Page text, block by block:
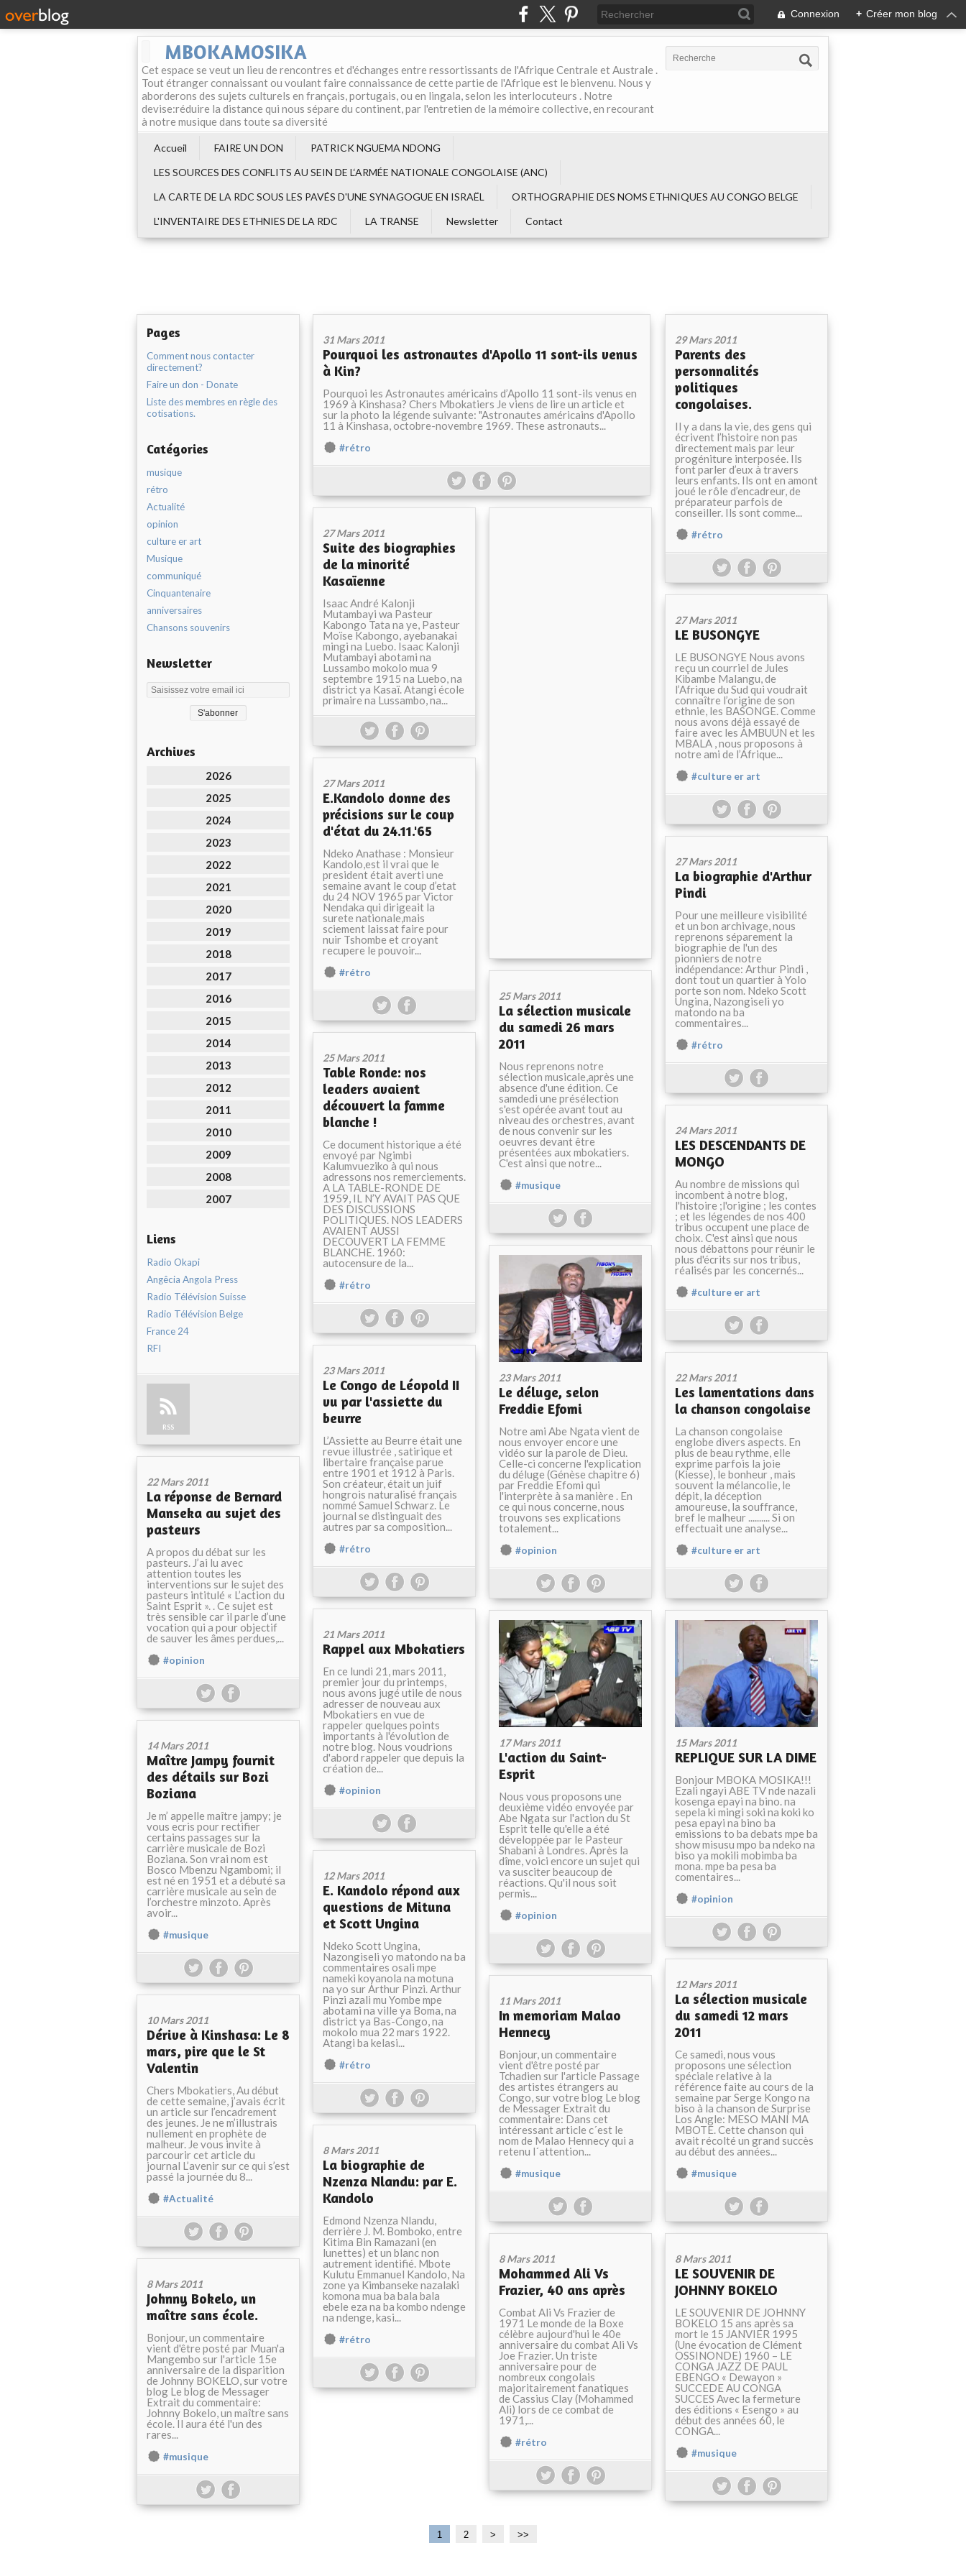
Connexion + Créer mon blog
MBOKAMOSIKA
Cet espace se veut un lieu de rencontres et d'échanges entre ressortissants de l'Afrique Centrale et Australe .
Tout étranger connaissant ou voulant faire connaissance de cette partie de l'Afrique est le bienvenu. Nous y
aborderons des sujets culturels en français, portugais, ou en lingala, selon les interlocuteurs . Notre
devise:réduire la distance qui nous sépare du continent, par l'entretien de la mémoire collective, en recourant
à notre musique dans toute sa diversité
Accueil FAIRE UN DON
PATRICK NGUEMA NDONG
LES SOURCES DES CONFLITS AU SEIN DE L‘ARMÉE NATIONALE CONGOLAISE (ANC)
LA CARTE DE LA RDC SOUS LES PAVÉS D'UNE SYNAGOGUE EN ISRAËL
ORTHOGRAPHIE DES NOMS ETHNIQUES AU CONGO BELGE
L'INVENTAIRE DES ETHNIES DE LA RDC
LA TRANSE Newsletter Contact
Pages
Comment nous contacter
directement?
Faire un don - Donate
Liste des membres en règle des
cotisations.
Catégories
musique
rétro
Actualité
opinion
culture er art
Musique
communiqué
Cinquantenaire
anniversaires
Chansons souvenirs
Newsletter
Archives
2026
2025
2024
2023
2022
2021
2020
2019
2018
2017
2016
2015
2014
2013
2012
2011
2010
2009
2008
2007
Liens
Radio Okapi
Angêcia Angola Press
Radio Télévision Suisse
Radio Télévision Belge
France 24
RFI
RSS
31 Mars 2011
Pourquoi les astronautes d'Apollo 11 sont-ils venus
à Kin?
Pourquoi les Astronautes américains d’Apollo 11 sont-ils venus en
1969 à Kinshasa? Chers Mbokatiers Je viens de lire un article et
sur la photo la légende suivante: "Astronautes américains d'Apollo
11 à Kinshasa, octobre-novembre 1969. These astronauts...
#rétro
29 Mars 2011
Parents des
personnalités
politiques
congolaises.
Il y a dans la vie, des gens qui
écrivent l’histoire non pas
directement mais par leur
progéniture interposée. Ils
font parler d’eux à travers
leurs enfants. Ils ont en amont
joué le rôle d’encadreur, de
préparateur parfois de
conseiller. Ils sont comme...
#rétro
27 Mars 2011
Suite des biographies
de la minorité
Kasaïenne
Isaac André Kalonji
Mutambayi wa Pasteur
Kabongo Tata na ye, Pasteur
Moïse Kabongo, ayebanakai
mingi na Luebo. Isaac Kalonji
Mutambayi abotami na
Lussambo mokolo mua 9
septembre 1915 na Luebo, na
district ya Kasaï. Atangi école
primaire na Lussambo, na...
27 Mars 2011
LE BUSONGYE
LE BUSONGYE Nous avons
reçu un courriel de Jules
Kibambe Malangu, de
l’Afrique du Sud qui voudrait
connaître l’origine de son
ethnie, les BASONGE. Comme
nous avons déjà essayé de
faire avec les AMBUUN et les
MBALA , nous proposons à
notre ami de l’Afrique...
#culture er art
27 Mars 2011
E.Kandolo donne des
précisions sur le coup
d'état du 24.11.'65
Ndeko Anathase : Monsieur
Kandolo,est il vrai que le
president était averti une
semaine avant le coup d’etat
du 24 NOV 1965 par Victor
Nendaka qui dirigeait la
surete nationale,mais
sciement laissat faire pour
nuir Tshombe et croyant
recupere le pouvoir...
#rétro
27 Mars 2011
La biographie d'Arthur
Pindi
Pour une meilleure visibilité
et un bon archivage, nous
reprenons séparement la
biographie de l'un des
pionniers de notre
indépendance: Arthur Pindi ,
dont tout un quartier à Yolo
porte son nom. Ndeko Scott
Ungina, Nazongiseli yo
matondo na ba
commentaires...
#rétro
25 Mars 2011
La sélection musicale
du samedi 26 mars
2011
Nous reprenons notre
sélection musicale,après une
absence d'une édition. Ce
samdedi une présélection
s'est opérée avant tout au
niveau des orchestres, avant
de nous convenir sur les
oeuvres devant être
présentées aux mbokatiers.
C'est ainsi que notre...
#musique
25 Mars 2011
Table Ronde: nos
leaders avaient
découvert la famme
blanche !
Ce document historique a été
envoyé par Ngimbi
Kalumvueziko à qui nous
adressons nos remerciements.
A LA TABLE-RONDE DE
1959, IL N’Y AVAIT PAS QUE
DES DISCUSSIONS
POLITIQUES. NOS LEADERS
AVAIENT AUSSI
DECOUVERT LA FEMME
BLANCHE. 1960:
autocensure de la...
#rétro
24 Mars 2011
LES DESCENDANTS DE
MONGO
Au nombre de missions qui
incombent à notre blog,
l'histoire ;l'origine ; les contes
; et les légendes de nos 400
tribus occupent une place de
choix. C'est ainsi que nous
nous débattons pour réunir le
plus d'écrits sur nos tribus,
réalisés par les concernés...
#culture er art
23 Mars 2011
Le déluge, selon
Freddie Efomi
Notre ami Abe Ngata vient de
nous envoyer encore une
vidéo sur la parole de Dieu.
Celle-ci concerne l'explication
du déluge (Génèse chapitre 6)
par Freddie Efomi qui
l'interprète à sa manière . En
ce qui nous concerne, nous
trouvons ses explications
totalement...
#opinion
23 Mars 2011
Le Congo de Léopold II
vu par l'assiette du
beurre
L’Assiette au Beurre était une
revue illustrée , satirique et
libertaire française parue
entre 1901 et 1912 à Paris.
Son créateur, était un juif
hongrois naturalisé français
nommé Samuel Schwarz. Le
journal se distinguait des
autres par sa composition...
#rétro
22 Mars 2011
Les lamentations dans
la chanson congolaise
La chanson congolaise
englobe divers aspects. En
plus de beau rythme, elle
exprime parfois la joie
(Kiesse), le bonheur , mais
souvent la mélancolie, le
dépit, la déception
amoureuse, la souffrance,
bref le malheur .......... Si on
effectuait une analyse...
#culture er art
22 Mars 2011
La réponse de Bernard
Manseka au sujet des
pasteurs
A propos du débat sur les
pasteurs. J’ai lu avec
attention toutes les
interventions sur le sujet des
pasteurs intitulé « L’action du
Saint Esprit ». . Ce sujet est
très sensible car il parle d’une
vocation qui a pour objectif
de sauver les âmes perdues,...
#opinion
21 Mars 2011
Rappel aux Mbokatiers
En ce lundi 21, mars 2011,
premier jour du printemps,
nous avons jugé utile de nous
adresser de nouveau aux
Mbokatiers en vue de
rappeler quelques points
importants à l'évolution de
notre blog. Nous voudrions
d'abord rappeler que depuis la
création de...
#opinion
17 Mars 2011
L'action du Saint-
Esprit
Nous vous proposons une
deuxième vidéo envoyée par
Abe Ngata sur l'action du St
Esprit telle qu'elle a été
développée par le Pasteur
Shabani à Londres. Après la
dîme, voici encore un sujet qui
va susciter beaucoup de
réactions. Qu'il nous soit
permis...
#opinion
15 Mars 2011
REPLIQUE SUR LA DIME
Bonjour MBOKA MOSIKA!!!
Ezali ngayi ABE TV nde nazali
kosenga epayi na bino. na
sepela ki mingi soki na koki ko
pesa epayi na bino ba
emissions to ba debats mpe ba
show misusu mpo ba ndeko na
biso ya mokili mobimba ba
mona. mpe ba pesa ba
comentaires...
#opinion
14 Mars 2011
Maître Jampy fournit
des détails sur Bozi
Boziana
Je m’ appelle maître jampy; je
vous ecris pour rectifier
certains passages sur la
carrière musicale de Bozi
Boziana. Son vrai nom est
Bosco Mbenzu Ngambomi; il
est né en 1951 et a débuté sa
carrière musicale au sein de
l’orchestre minzoto. Après
avoir...
#musique
12 Mars 2011
E. Kandolo répond aux
questions de Mituna
et Scott Ungina
Ndeko Scott Ungina,
Nazongiseli yo matondo na ba
commentaires osali mpe
nameki koyanola na motuna
na yo sur Arthur Pinzi. Arthur
Pinzi azali mu Yombe mpe
abotami na ville ya Boma, na
district ya Bas-Congo, na
mokolo mua 22 mars 1922.
Atangi ba kelasi...
#rétro
12 Mars 2011
La sélection musicale
du samedi 12 mars
2011
Ce samedi, nous vous
proposons une sélection
spéciale relative à la
référence faite au cours de la
semaine par Serge Kongo na
biso à la chanson de Surprise
Los Angle: MESO MANI MA
MBOTE. Cette chanson qui
avait récolté un grand succès
au début des années...
#musique
11 Mars 2011
In memoriam Malao
Hennecy
Bonjour, un commentaire
vient d'être posté par
Tchadien sur l'article Passage
des artistes étrangers au
Congo, sur votre blog Le blog
de Messager Extrait du
commentaire: Dans cet
intéressant article c´est le
nom de Malao Hennecy qui a
retenu l´attention...
#musique
10 Mars 2011
Dérive à Kinshasa: Le 8
mars, pire que le St
Valentin
Chers Mbokatiers, Au début
de cette semaine, j’avais écrit
un article sur l’encadrement
des jeunes. Je ne m’illustrais
nullement en prophète de
malheur. Je vous invite à
parcourir cet article du
journal L’avenir sur ce qui s’est
passé la journée du 8...
#Actualité
8 Mars 2011
La biographie de
Nzenza Nlandu: par E.
Kandolo
Edmond Nzenza Nlandu,
derrière J. M. Bomboko, entre
Kitima Bin Ramazani (en
lunettes) et un blanc non
autrement identifié. Mbote
Kulutu Emmanuel Kandolo, Na
zone ya Kimbanseke nazalaki
komona mua ba bala bala
ebele eza na ba kombo ndenge
na ndenge, kasi...
#rétro
8 Mars 2011
Mohammed Ali Vs
Frazier, 40 ans après
Combat Ali Vs Frazier de
1971 Le monde de la Boxe
célèbre aujourd'hui le 40e
anniversaire du combat Ali Vs
Joe Frazier. Un triste
anniversaire pour de
nombreux congolais
majoritairement fanatiques
de Cassius Clay (Mohammed
Ali) lors de ce combat de
1971,...
#rétro
8 Mars 2011
LE SOUVENIR DE
JOHNNY BOKELO
LE SOUVENIR DE JOHNNY
BOKELO 15 ans après sa
mort le 15 JANVIER 1995
(Une évocation de Clément
OSSINONDE) 1960 – LE
CONGA JAZZ DE PAUL
EBENGO « Dewayon »
SUCCEDE AU CONGA
SUCCES Avec la fermeture
des éditions « Esengo » au
début des années 60, le
CONGA...
#musique
8 Mars 2011
Johnny Bokelo, un
maître sans école.
Bonjour, un commentaire
vient d'être posté par Muan'a
Mangembo sur l'article 15e
anniversaire de la disparition
de Johnny BOKELO, sur votre
blog Le blog de Messager
Extrait du commentaire:
Johnny Bokelo, un maître sans
école. Il aura été l'un des
rares...
#musique
1 2 > >>